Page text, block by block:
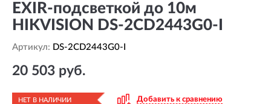
EXIR-подсветкой до 10м
HIKVISION DS-2CD2443G0-I
Артикул: DS-2CD2443G0-I
20 503 руб.
НЕТ В НАЛИЧИИ Добавить к сравнению